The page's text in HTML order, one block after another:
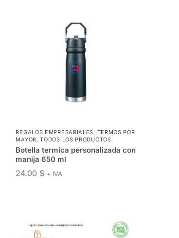
REGALOS EMPRESARIALES
TERMOS POR
MAYOR ,TODOS LOS PRODUCTOS
Botella termica personalizada con
manija 650 ml
24.00 $ + IVA